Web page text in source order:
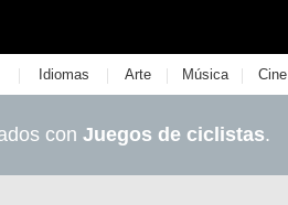
| Idiomas | Arte | Música | Cine
con Juegos de ciclistas.